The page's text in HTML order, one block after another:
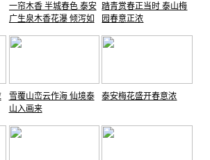
一帘木香 半城春色 泰安
广生泉木香花瀑 倾泻如
踏青赏春正当时 泰山梅
园春意正浓
雪覆山峦云作海 仙境泰
山入画来
泰安梅花盛开春意浓